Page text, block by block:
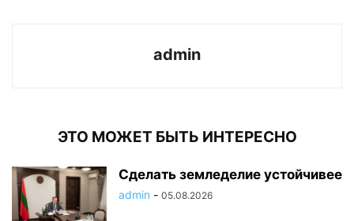
admin
ЭТО МОЖЕТ БЫТЬ ИНТЕРЕСНО
Сделать земледелие устойчивее
admin - 05.08.2026